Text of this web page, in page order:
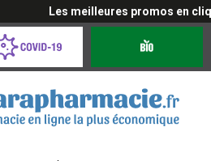
Les meilleures promos en